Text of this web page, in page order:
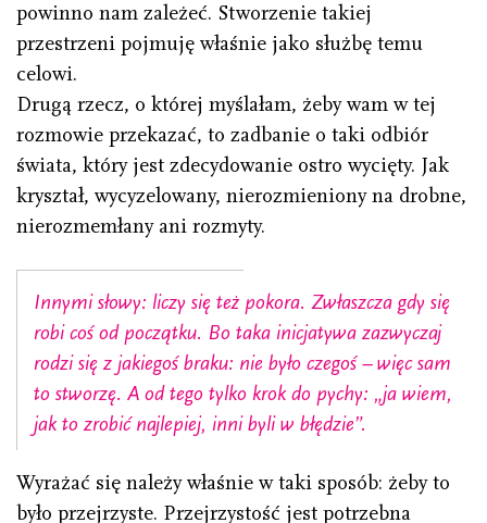
powinno nam zależeć. Stworzenie takiej
przestrzeni pojmuję właśnie jako służbę temu
celowi.
Drugą rzecz, o której myślałam, żeby wam w tej
rozmowie przekazać, to zadbanie o taki odbiór
świata, który jest zdecydowanie ostro wycięty. Jak
kryształ, wycyzelowany, nierozmieniony na drobne,
nierozmemłany ani rozmyty.
Innymi słowy: liczy się też pokora. Zwłaszcza gdy się
robi coś od początku. Bo taka inicjatywa zazwyczaj
rodzi się z jakiegoś braku: nie było czegoś – więc sam
to stworzę. A od tego tylko krok do pychy: „ja wiem,
jak to zrobić najlepiej, inni byli w błędzie”.
Wyrażać się należy właśnie w taki sposób: żeby to
było przejrzyste. Przejrzystość jest potrzebna